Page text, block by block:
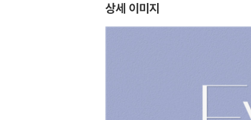
상세 이미지